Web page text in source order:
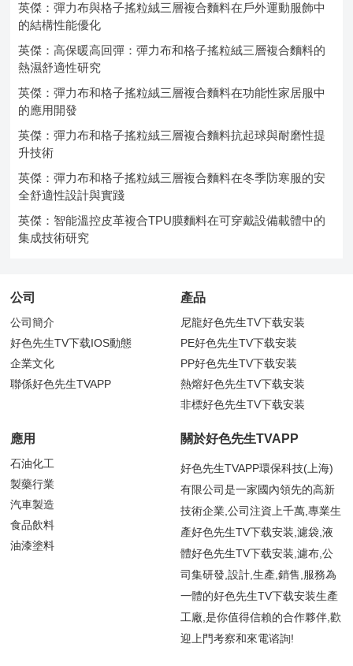
英傑：彈力布與格子搖粒絨三層複合麵料在戶外運動服飾中
的結構性能優化
英傑：高保暖高回彈：彈力布和格子搖粒絨三層複合麵料的
熱濕舒適性研究
英傑：彈力布和格子搖粒絨三層複合麵料在功能性家居服中
的應用開發
英傑：彈力布和格子搖粒絨三層複合麵料抗起球與耐磨性提
升技術
英傑：彈力布和格子搖粒絨三層複合麵料在冬季防寒服的安
全舒適性設計與實踐
英傑：智能溫控皮革複合TPU膜麵料在可穿戴設備載體中的
集成技術研究
公司
公司簡介
好色先生TV下载IOS動態
企業文化
聯係好色先生TVAPP
產品
尼龍好色先生TV下载安装
PE好色先生TV下载安装
PP好色先生TV下载安装
熱熔好色先生TV下载安装
非標好色先生TV下载安装
應用
石油化工
製藥行業
汽車製造
食品飲料
油漆塗料
關於好色先生TVAPP
好色先生TVAPP環保科技(上海)
有限公司是一家國內領先的高新
技術企業,公司注資上千萬,專業生
產好色先生TV下载安装,濾袋,液
體好色先生TV下载安装,濾布,公
司集研發,設計,生產,銷售,服務為
一體的好色先生TV下载安装生產
工廠,是你值得信賴的合作夥伴,歡
迎上門考察和來電谘詢!